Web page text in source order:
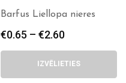
Barfus Liellopa nieres
€0.65 – €2.60
range:
€0.65
through
IZVĒLIETIES